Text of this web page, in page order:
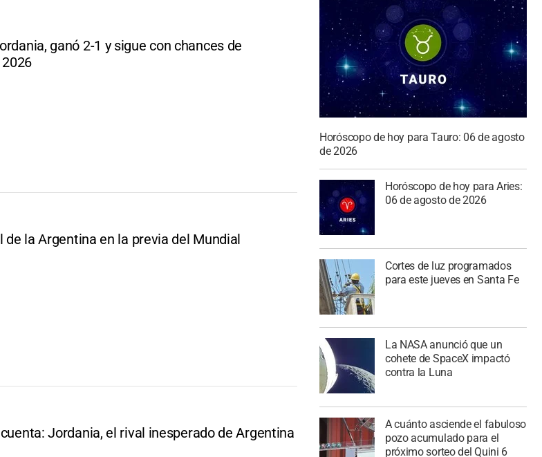
ganó 2-1 y sigue con chances de
de la Argentina en la previa del Mundial
Jordania, el rival inesperado de Argentina
Horóscopo de hoy para Tauro: 06 de agosto
de 2026
Horóscopo de hoy para Aries:
06 de agosto de 2026
Cortes de luz programados
para este jueves en Santa Fe
La NASA anunció que un
cohete de SpaceX impactó
contra la Luna
A cuánto asciende el fabuloso
pozo acumulado para el
próximo sorteo del Quini 6